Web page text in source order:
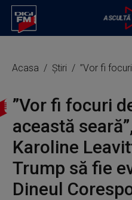
Acasa Știri ”Vor fi focuri de armă în această
”Vor fi focuri
această
Karoline
Trump să fie
Dineul